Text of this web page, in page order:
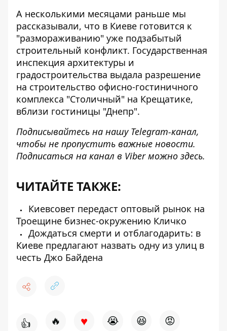
А несколькими месяцами раньше мы
рассказывали, что в Киеве готовится к
"размораживанию" уже подзабытый
строительный конфликт. Государственная
инспекция архитектуры и
градостроительства выдала разрешение
на строительство офисно-гостиничного
комплекса "Столичный" на Крещатике,
вблизи гостиницы "Днепр".
Подписывайтесь на нашу Telegram-канал,
чтобы не пропустить важные новости.
Подписаться на канал в Viber можно здесь.
ЧИТАЙТЕ ТАКЖЕ:
Киевсовет передаст оптовый рынок на
Троещине бизнес-окружению Кличко
Дождаться смерти и отблагодарить: в
Киеве предлагают назвать одну из улиц в
честь Джо Байдена
👍 🔥 ♥ 😭 😆 😡